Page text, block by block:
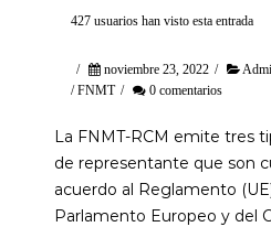
427 usuarios han visto esta entrada
/ noviembre 23, 2022 /
/ FNMT / 0 comentarios
La FNMT-RCM emite tres
de representante que son
acuerdo al Reglamento
Parlamento Europeo y del